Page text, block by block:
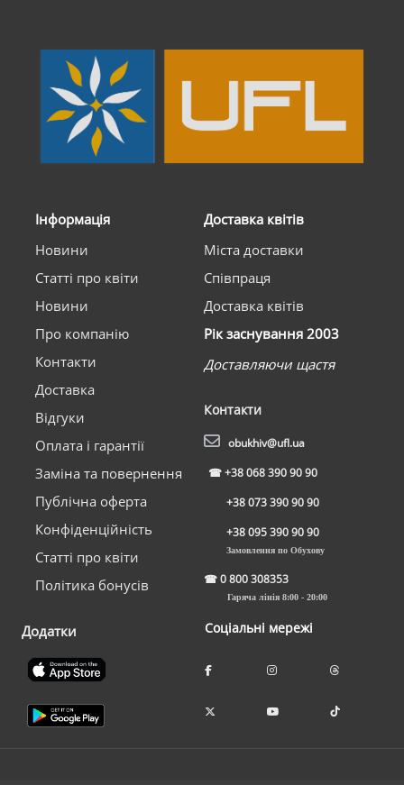
Інформація
Новини
Статті про квіти
Новини
Про компанію
Контакти
Доставка
Відгуки
Оплата і гарантії
Заміна та повернення
Публічна оферта
Конфіденційність
Статті про квіти
Політика бонусів
Додатки
Доставка квітів
Міста доставки
Співпраця
Доставка квітів
Рік заснування 2003
Доставляючи щастя
Контакти
obukhiv@ufl.ua
☎+38 068 390 90 90
+38 073 390 90 90
+38 095 390 90 90
Замовлення по Обухову
☎0 800 308353
Гаряча лінія 8:00 - 20:00
Соціальні мережі